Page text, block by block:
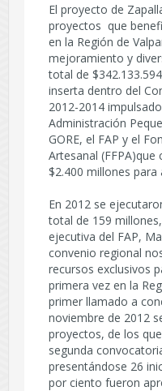
El proyecto de
proyectos que
en la Región de
mejoramiento y
total de
inserta dentro del
2012-2014
Administración
GORE, el FAP y el
Artesanal
$2.400 millones para
En 2012 se
total de 159
ejecutiva del FAP,
convenio regional
recursos exclusivos
primera vez en la
primer llamado a
noviembre de 2012
proyectos, de los
segunda
presentándose 26
por ciento fueron